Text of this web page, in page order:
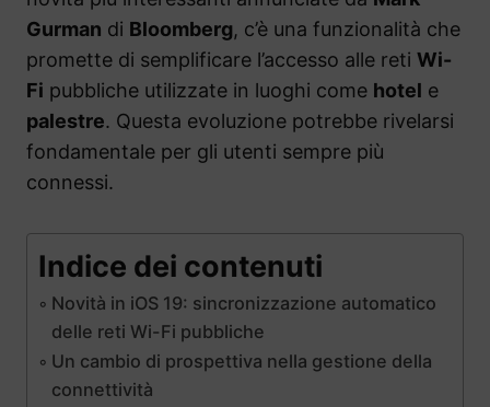
Gurman di Bloomberg, c’è una funzionalità che
promette di semplificare l’accesso alle reti Wi-
Fi pubbliche utilizzate in luoghi come hotel e
palestre. Questa evoluzione potrebbe rivelarsi
fondamentale per gli utenti sempre più
connessi.
Indice dei contenuti
Novità in iOS 19: sincronizzazione automatico
delle reti Wi-Fi pubbliche
Un cambio di prospettiva nella gestione della
connettività